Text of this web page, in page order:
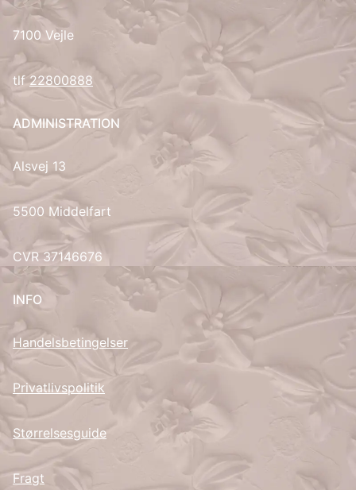
RU
ES
7100 Vejle
tlf22800888
ADMINISTRATION
Alsvej 13
5500 Middelfart
CVR 37146676
INFO
Handelsbetingelser
Privatlivspolitik
Størrelsesguide
Fragt